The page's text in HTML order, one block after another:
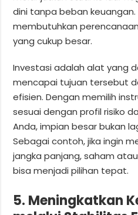
dini tanpa beban
membutuhkan
yang cukup besar.
Investasi adalah alat yang
mencapai tujuan tersebut
efisien. Dengan memilih
sesuai dengan profil risiko
Anda, impian besar bukan
Sebagai contoh, jika ingin
jangka panjang, saham
bisa menjadi pilihan tepat.
5. Meningkatkan